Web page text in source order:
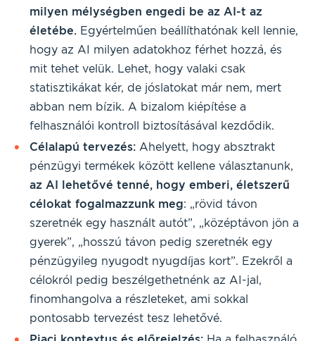
milyen mélységben engedi be az AI-t az
életébe. Egyértelműen beállíthatónak kell lennie,
hogy az AI milyen adatokhoz férhet hozzá, és
mit tehet velük. Lehet, hogy valaki csak
statisztikákat kér, de jóslatokat már nem, mert
abban nem bízik. A bizalom kiépítése a
felhasználói kontroll biztosításával kezdődik.
Célalapú tervezés: Ahelyett, hogy absztrakt
pénzügyi termékek között kellene választanunk,
az AI lehetővé tenné, hogy emberi, életszerű
célokat fogalmazzunk meg: „rövid távon
szeretnék egy használt autót”, „középtávon jön a
gyerek”, „hosszú távon pedig szeretnék egy
pénzügyileg nyugodt nyugdíjas kort”. Ezekről a
célokról pedig beszélgethetnénk az AI-jal,
finomhangolva a részleteket, ami sokkal
pontosabb tervezést tesz lehetővé.